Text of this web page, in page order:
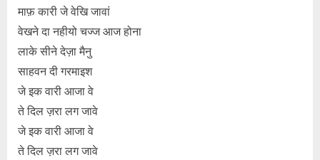
माफ़ कारी जे वेखि जावां
वेखने दा नहीयो चज्ज आज होना
लाके सीने देज़ा मैनु
साहवन दी गरमाइश
जे इक वारी आजा वे
ते दिल ज़रा लग जावे
जे इक वारी आजा वे
ते दिल ज़रा लग जावे